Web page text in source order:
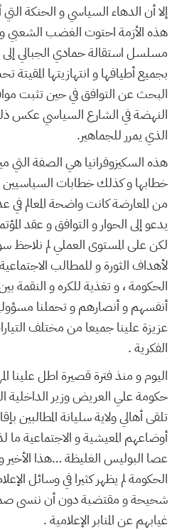
إلا أن الدهاء السياسي و الحنكة
هذه الأزمة احتوت الغضب الشعبي
مسلسل استقالة حمادي الجبالي إلى
بجميع أطيافها و انتهازيتها
البحث عن التوافق في حين تثبت
النهضة في الشارع السياسي
الذي يمرر للجماهير.
هذه السكيزوفرانيا هي الصفة
خطابها و كذلك خطابات السياسيين
من المعارضة كانت واضحة المعالم في
يدعو إلى الحوار و التوافق و عقد
لكن على المستوى العملي لم نلاحظ
لأهداف الثورة و للمطالب
الحكومة ، و تغذية للكره و النقمة
أنفسهم و أنصارهم و تحملنا
عزيزة علينا جميعا من مختلف
الفكرية .
اليوم و منذ فترة قصيرة اطل علينا
حكومة علي العريض وزير الداخلية
تلقى أهالي ولاية سليانة المطالبين
أوضاعهم المعيشية و الاجتماعية
عصا البوليس الغليظة …هذا الأخير
الحكومة لم يظهر كثيرا في وسائل
شحيحة و مقتضبة دون أن ننسى
غيابهم عن المنابر الإعلامية .